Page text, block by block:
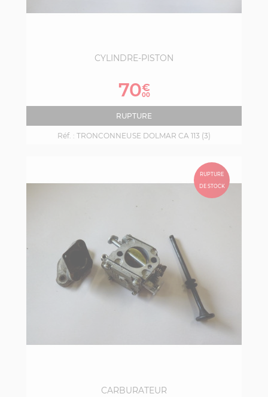
CYLINDRE-PISTON
Prix
70€
00
RUPTURE
Réf. : TRONCONNEUSE DOLMAR CA 113 (3)
CARBURATEUR
RUPTURE
DE STOCK